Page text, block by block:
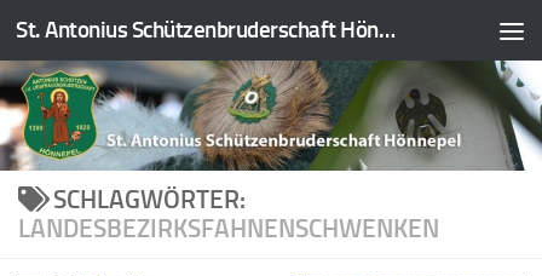
Zum Inhalt springen St. Antonius Schützenbruderschaft Hönnepel e.V.
SCHLAGWÖRTER:
LANDESBEZIRKSFAHNENSCHWENKEN